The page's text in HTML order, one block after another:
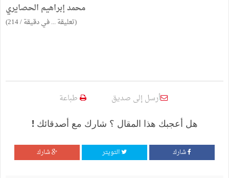
محمد إبراهيم الحصايري
(تعليقة ... في دقيقة / 214)
أرسل إلى صديق طباعة
هل أعجبك هذا المقال ؟ شارك مع أصدقائك !
شارك التويتر شارك